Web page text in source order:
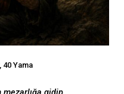
40 Yama